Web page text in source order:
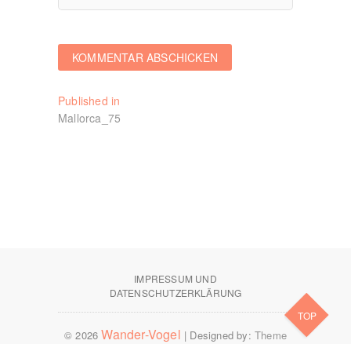
Beitragsnavigation
Published in
Mallorca_75
IMPRESSUM UND
DATENSCHUTZERKLÄRUNG
© 2026Wander-Vogel | Designed by: Theme
TOP